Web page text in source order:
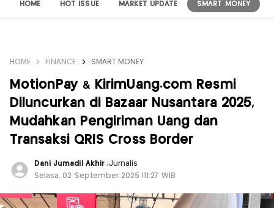
HOME HOT ISSUE MARKET UPDATE SMART MONEY
HOME FINANCE SMART MONEY
MotionPay & KirimUang.com Resmi
Diluncurkan di Bazaar Nusantara 2025,
Mudahkan Pengiriman Uang dan
Transaksi QRIS Cross Border
Dani Jumadil Akhir ,Jurnalis
Selasa, 02 September 2025 |11:27 WIB